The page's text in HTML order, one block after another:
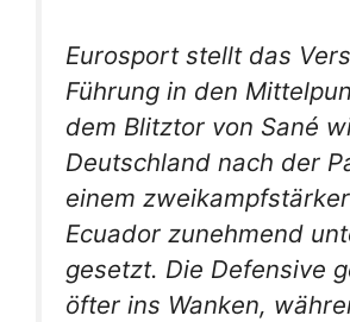
Eurosport stellt das
Führung in den
dem Blitztor von Sané
Deutschland nach der
einem
Ecuador zunehmend
gesetzt. Die Defensive
öfter ins Wanken,